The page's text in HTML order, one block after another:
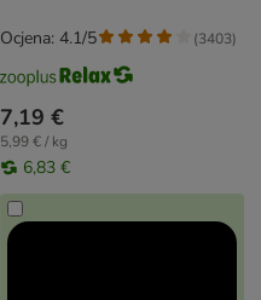
7,19 €
5,99 € / kg
6,83 €
Ocjena: 4.1/5 (3403)